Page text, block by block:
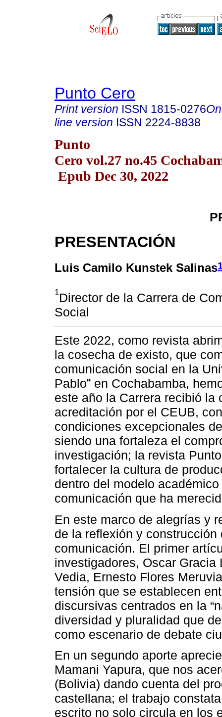
Punto Cero
Print version ISSN 1815-0276
line version ISSN 2224-8838
Punto
Cero vol.27 no.45
Epub Dec 30, 2022
PRESENTACIÓN
Luis Camilo Kunstek Salinas
1Director de la Carrera de
Social
Este 2022, como revista
la cosecha de existo, que
comunicación social en la
Pablo” en Cochabamba,
este año la Carrera recibió
acreditación por el CEUB,
condiciones excepcionales
siendo una fortaleza el
investigación; la revista
fortalecer la cultura de
dentro del modelo
comunicación que ha
En este marco de alegrías y
de la reflexión y
comunicación. El primer
investigadores, Oscar
Vedia, Ernesto Flores
tensión que se establecen
discursivas centrados en la
diversidad y pluralidad que
como escenario de debate
En un segundo aporte
Mamani Yapura, que nos
(Bolivia) dando cuenta del
castellana; el trabajo
escrito no solo circula en los